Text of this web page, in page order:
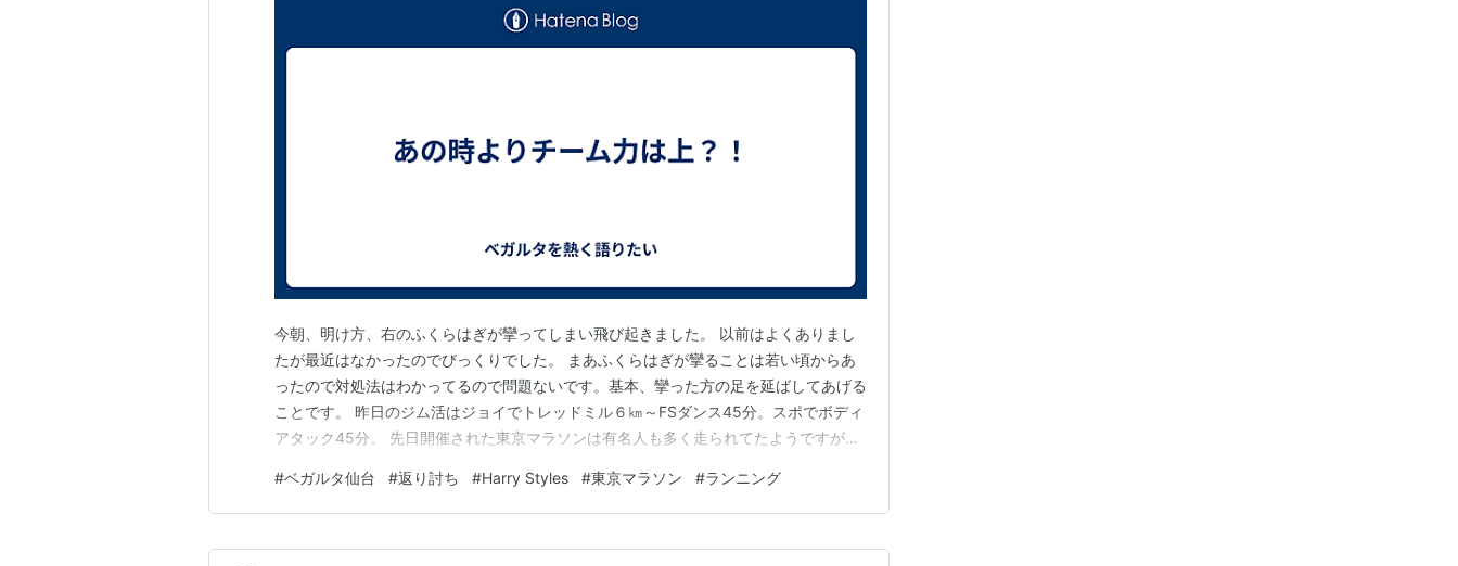
今朝、明け方、右のふくらはぎが攣ってしまい飛び起きました。 以前はよくありまし
たが最近はなかったのでびっくりでした。 まあふくらはぎが攣ることは若い頃からあ
ったので対処法はわかってるので問題ないです。基本、攣った方の足を延ばしてあげる
ことです。 昨日のジム活はジョイでトレッドミル６㎞～FSダンス45分。スポでボディ
アタック45分。 先日開催された東京マラソンは有名人も多く走られてたようですがこ
晴らしいですね。 www.youtube.com 明日、ホーム長崎戦です。 長崎としては昨年PO
での悔しさ、…
#ベガルタ仙台 #返り討ち #Harry Styles #東京マラソン #ランニング